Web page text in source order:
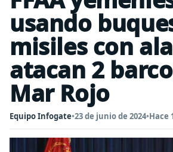
usando
misiles con
atacan 2
Mar Rojo
Equipo Infogate•23 de junio de 2024•Hace